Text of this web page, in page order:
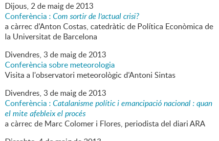
Dijous, 2de maigde2013
Conferència : Com sortir de l'actual crisi?
a càrrec d'Anton Costas, catedràtic de Política Econòmica de
la Universitat de Barcelona
Divendres, 3de maigde2013
Conferència sobre meteorologia
Visita a l'observatori meteorològic d'Antoni Sintas
Divendres, 3de maigde2013
Conferència : Catalanisme polític i emancipació nacional : quan
el mite afebleix el procés
a càrrec de Marc Colomer i Flores, periodista del diari ARA